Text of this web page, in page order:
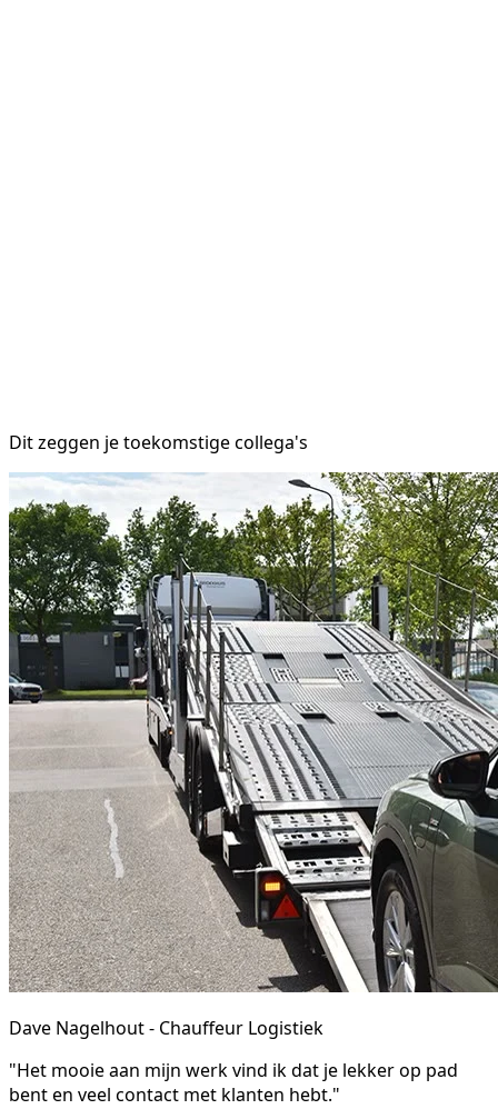
Dit zeggen je toekomstige collega's
Dave Nagelhout - Chauffeur Logistiek
"Het mooie aan mijn werk vind ik dat je lekker op pad
bent en veel contact met klanten hebt."